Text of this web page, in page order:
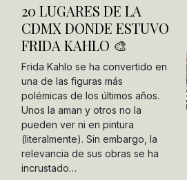
20 LUGARES DE LA
CDMX DONDE ESTUVO
FRIDA KAHLO 🎨
Frida Kahlo se ha convertido en
una de las figuras más
polémicas de los últimos años.
Unos la aman y otros no la
pueden ver ni en pintura
(literalmente). Sin embargo, la
relevancia de sus obras se ha
incrustado…